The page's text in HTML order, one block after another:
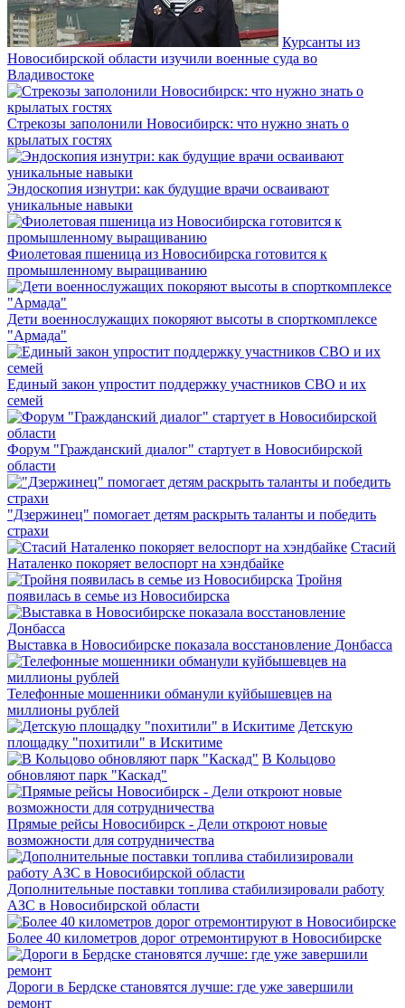
Курсанты из
Новосибирской области изучили военные суда во
Владивостоке
Стрекозы заполонили Новосибирск: что нужно знать о
крылатых гостях
Эндоскопия изнутри: как будущие врачи осваивают
уникальные навыки
Фиолетовая пшеница из Новосибирска готовится к
промышленному выращиванию
Дети военнослужащих покоряют высоты в спорткомплексе
"Армада"
Единый закон упростит поддержку участников СВО и их
семей
Форум "Гражданский диалог" стартует в Новосибирской
области
"Дзержинец" помогает детям раскрыть таланты и победить
страхи
Стасий
Наталенко покоряет велоспорт на хэндбайке
Тройня
появилась в семье из Новосибирска
Выставка в Новосибирске показала восстановление Донбасса
Телефонные мошенники обманули куйбышевцев на
миллионы рублей
Детскую
площадку "похитили" в Искитиме
В Кольцово
обновляют парк "Каскад"
Прямые рейсы Новосибирск - Дели откроют новые
возможности для сотрудничества
Дополнительные поставки топлива стабилизировали работу
АЗС в Новосибирской области
Более 40 километров дорог отремонтируют в Новосибирске
Дороги в Бердске становятся лучше: где уже завершили
ремонт